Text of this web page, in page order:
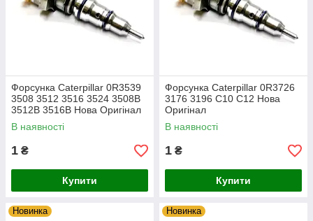
Форсунка Caterpillar 0R3539
3508 3512 3516 3524 3508B
3512B 3516B Нова Оригінал
В наявності
1 ₴
Купити
Форсунка Caterpillar 0R3726
3176 3196 C10 C12 Нова
Оригінал
В наявності
1 ₴
Купити
Новинка Новинка